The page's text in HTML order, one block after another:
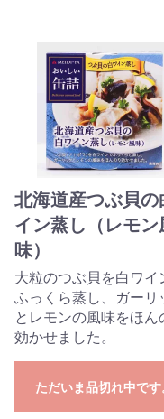
北海道産つぶ貝の
イン蒸し（レモン
味）
大粒のつぶ貝を白ワイ
ふっくら蒸し、ガーリ
とレモンの風味をほん
効かせました。
ただいま品切れ中です